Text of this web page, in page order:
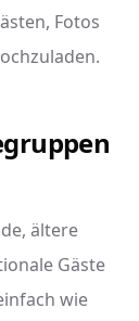
Fotos
ältere
Gäste
wie